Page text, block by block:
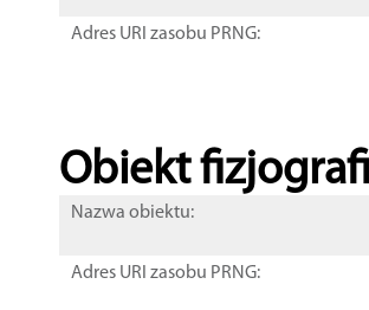
Adres URI zasobu PRNG:
Obiekt
Nazwa obiektu:
Adres URI zasobu PRNG: